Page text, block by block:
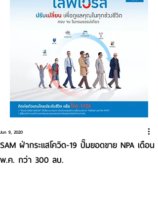
SAM ฝ่ากระแสโควิด-19 ปั๊มยอดขาย NPA เดือน
พ.ค. กว่า 300 ลบ.
Jun 9, 2020